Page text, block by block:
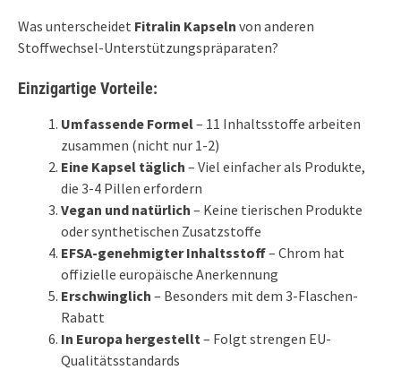
Was unterscheidet Fitralin Kapseln von anderen
Stoffwechsel-Unterstützungspräparaten?
Einzigartige Vorteile:
Umfassende Formel– 11 Inhaltsstoffe arbeiten
zusammen (nicht nur 1-2)
Eine Kapsel täglich – Viel einfacher als Produkte,
die 3-4 Pillen erfordern
Vegan und natürlich – Keine tierischen Produkte
oder synthetischen Zusatzstoffe
EFSA-genehmigter Inhaltsstoff– Chrom hat
offizielle europäische Anerkennung
Erschwinglich – Besonders mit dem 3-Flaschen-
Rabatt
In Europa hergestellt – Folgt strengen EU-
Qualitätsstandards